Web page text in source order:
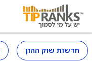
חדשות שוק ההון